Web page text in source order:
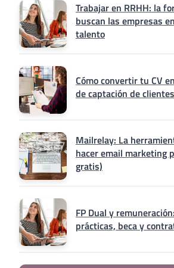
Trabajar en RRHH: la
buscan las empresas
talento
Cómo convertir tu CV
de captación de clientes
Mailrelay: La
hacer email marketing
gratis)
FP Dual y
prácticas, beca y